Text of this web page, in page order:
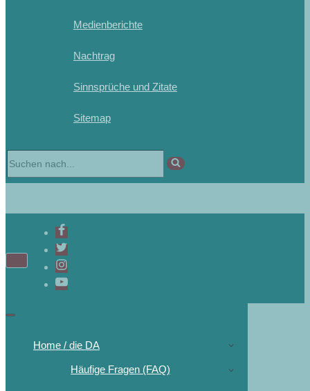
Medienberichte
Nachtrag
Sinnsprüche und Zitate
Sitemap
Home / die DA
Häufige Fragen (FAQ)